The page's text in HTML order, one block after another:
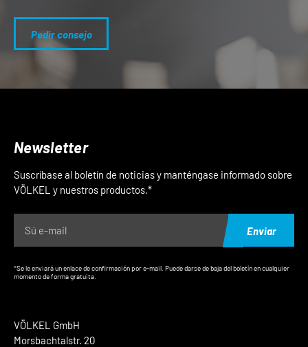
Pedir consejo
VÖLKEL GmbH
Morsbachtalstr. 20
Newsletter
Suscríbase al boletín de noticias y manténgase informado sobre
VÖLKEL y nuestros productos.*
Enviar
*Se le enviará un enlace de confirmación por e-mail. Puede darse de baja del boletín en cualquier
momento de forma gratuita.